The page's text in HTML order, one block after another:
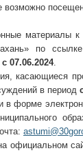
материалы к
по ссылке
с 07.06.2024.
касающиеся
в период